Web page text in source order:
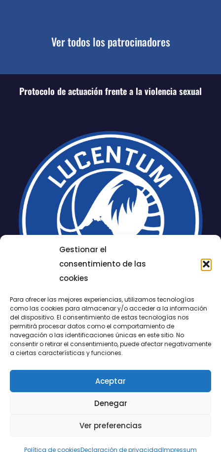
Gestionar el
consentimiento de las
cookies
Para ofrecer las mejores experiencias, utilizamos tecnologías
como las cookies para almacenar y/o acceder a la información
del dispositivo. El consentimiento de estas tecnologías nos
permitirá procesar datos como el comportamiento de
navegación o las identificaciones únicas en este sitio. No
consentir o retirar el consentimiento, puede afectar negativamente
a ciertas características y funciones.
Aceptar
Denegar
Ver preferencias
Política de cookiesDeclaración de privacidadImpressum
Ver todos los patrocinadores
Protocolo de actuación frente a la violencia sexual
LUCENTUM
ALICANTE
CONTACTO
@FundaciónLucentum página oficial
Aviso legal|Política de Cookies|Privacidad